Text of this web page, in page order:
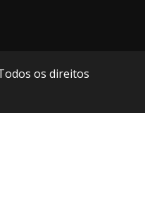
os direitos